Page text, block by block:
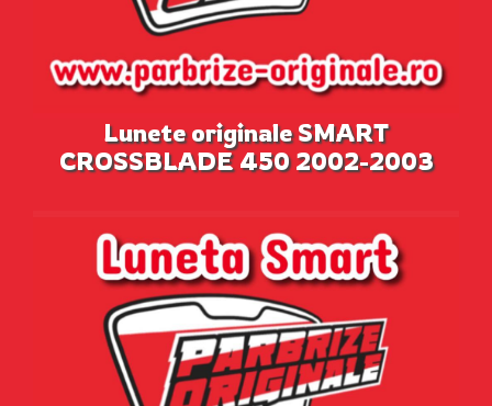
Lunete originale SMART
CROSSBLADE 450 2002-2003